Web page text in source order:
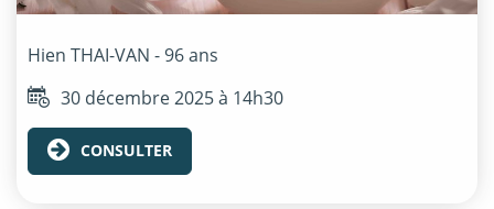
Hien THAI-VAN - 96 ans
30 décembre 2025 à 14h30
CONSULTER